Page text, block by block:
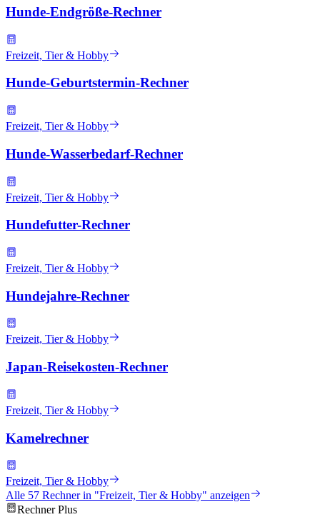
Hunde-Endgröße-Rechner
Freizeit, Tier & Hobby
Hunde-Geburtstermin-Rechner
Freizeit, Tier & Hobby
Hunde-Wasserbedarf-Rechner
Freizeit, Tier & Hobby
Hundefutter-Rechner
Freizeit, Tier & Hobby
Hundejahre-Rechner
Freizeit, Tier & Hobby
Japan-Reisekosten-Rechner
Freizeit, Tier & Hobby
Kamelrechner
Freizeit, Tier & Hobby
Alle 57 Rechner in "Freizeit, Tier & Hobby" anzeigen
Rechner Plus